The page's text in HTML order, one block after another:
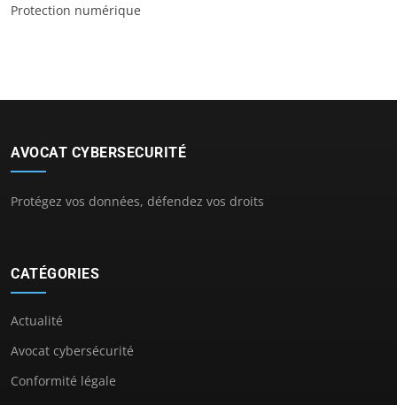
Protection numérique
AVOCAT CYBERSECURITÉ
Protégez vos données, défendez vos droits
CATÉGORIES
Actualité
Avocat cybersécurité
Conformité légale